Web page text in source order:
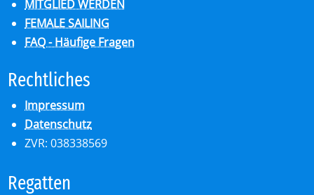
MITGLIED WERDEN
FEMALE SAILING
FAQ - Häufige Fragen
Recht­li­ches
Impressum
Datenschutz
ZVR: 038338569
Re­gat­ten